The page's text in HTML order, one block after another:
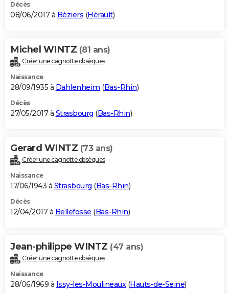
Décès
08/06/2017 à Béziers (Hérault)
Michel WINTZ (81 ans)
Créer une cagnotte obsèques
Naissance
28/09/1935 à Dahlenheim (Bas-Rhin)
Décès
27/05/2017 à Strasbourg (Bas-Rhin)
Gerard WINTZ (73 ans)
Créer une cagnotte obsèques
Naissance
17/06/1943 à Strasbourg (Bas-Rhin)
Décès
12/04/2017 à Bellefosse (Bas-Rhin)
Jean-philippe WINTZ (47 ans)
Créer une cagnotte obsèques
Naissance
28/06/1969 à Issy-les-Moulineaux(Hauts-de-Seine)